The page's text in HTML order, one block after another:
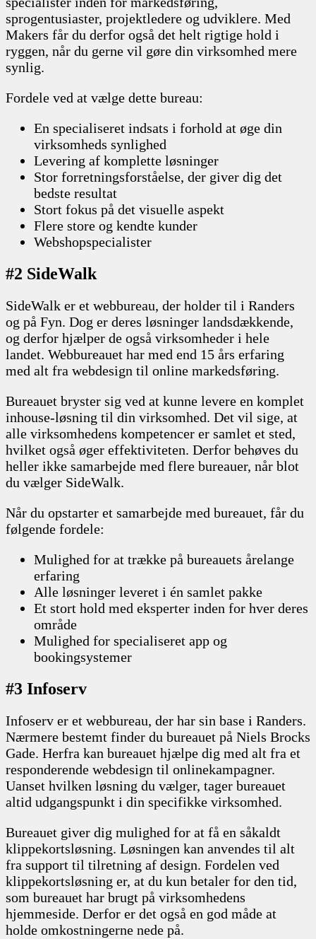
sprogentusiaster, projektledere og udviklere. Med
Makers får du derfor også det helt rigtige hold i
ryggen, når du gerne vil gøre din virksomhed mere
synlig.
Fordele ved at vælge dette bureau:
En specialiseret indsats i forhold at øge din
virksomheds synlighed
Levering af komplette løsninger
Stor forretningsforståelse, der giver dig det
bedste resultat
Stort fokus på det visuelle aspekt
Flere store og kendte kunder
Webshopspecialister
#2 SideWalk
SideWalk er et webbureau, der holder til i Randers
og på Fyn. Dog er deres løsninger landsdækkende,
og derfor hjælper de også virksomheder i hele
landet. Webbureauet har med end 15 års erfaring
med alt fra webdesign til online markedsføring.
Bureauet bryster sig ved at kunne levere en komplet
inhouse-løsning til din virksomhed. Det vil sige, at
alle virksomhedens kompetencer er samlet et sted,
hvilket også øger effektiviteten. Derfor behøves du
heller ikke samarbejde med flere bureauer, når blot
du vælger SideWalk.
Når du opstarter et samarbejde med bureauet, får du
følgende fordele:
Mulighed for at trække på bureauets årelange
erfaring
Alle løsninger leveret i én samlet pakke
Et stort hold med eksperter inden for hver deres
område
Mulighed for specialiseret app og
bookingsystemer
#3 Infoserv
Infoserv er et webbureau, der har sin base i Randers.
Nærmere bestemt finder du bureauet på Niels Brocks
Gade. Herfra kan bureauet hjælpe dig med alt fra et
responderende webdesign til onlinekampagner.
Uanset hvilken løsning du vælger, tager bureauet
altid udgangspunkt i din specifikke virksomhed.
Bureauet giver dig mulighed for at få en såkaldt
klippekortsløsning. Løsningen kan anvendes til alt
fra support til tilretning af design. Fordelen ved
klippekortsløsning er, at du kun betaler for den tid,
som bureauet har brugt på virksomhedens
hjemmeside. Derfor er det også en god måde at
holde omkostningerne nede på.